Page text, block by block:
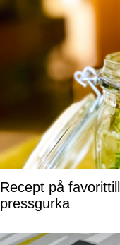
Recept på
pressgurka